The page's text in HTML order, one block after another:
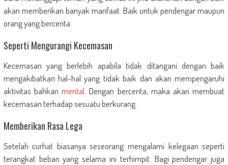
akan memberikan banyak manfaat. Baik untuk pendengar maupun
orang yang bercerita.
Seperti Mengurangi Kecemasan
Kecemasan yang berlebih apabila tidak ditangani dengan baik
mengakibatkan hal-hal yang tidak baik dan akan mempengaruhi
aktivitas bahkanmental . Dengan bercerita, maka akan membuat
kecemasan terhadap sesuatu berkurang.
Memberikan Rasa Lega
Setelah curhat biasanya seseorang mengalami kelegaan seperti
terangkat beban yang selama ini terhimpit. Bagi pendengar juga